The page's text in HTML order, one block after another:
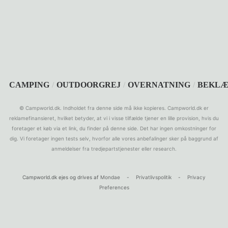
CAMPING / OUTDOORGREJ / OVERNATNING /
© Campworld.dk. Indholdet fra denne side må ikke kopieres. Campworld.dk er
reklamefinansieret, hvilket betyder, at vi i visse tilfælde tjener en lille provision, hvis du
foretager et køb via et link, du finder på denne side. Det har ingen omkostninger for
dig. Vi foretager ingen tests selv, hvorfor alle vores anbefalinger sker på baggrund af
anmeldelser fra tredjepartstjenester eller research.
Campworld.dk ejes og drives af Mondae - Privatlivspolitik -
Privacy
Preferences